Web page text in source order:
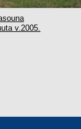
v.2005.